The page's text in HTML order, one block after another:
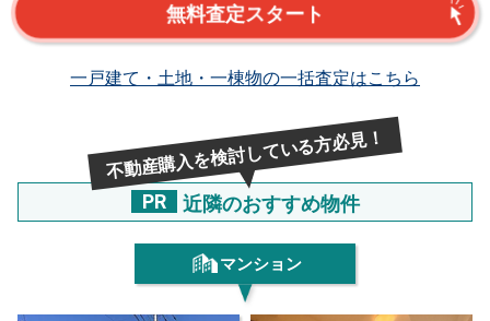
無料査定スタート
一戸建て・土地・一棟物の一括査定はこちら
不動産購入を検討している方必見！
PR 近隣のおすすめ物件
マンション